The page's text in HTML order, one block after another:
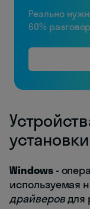
Реально
60%
Windows-
используемая
драйверовдля